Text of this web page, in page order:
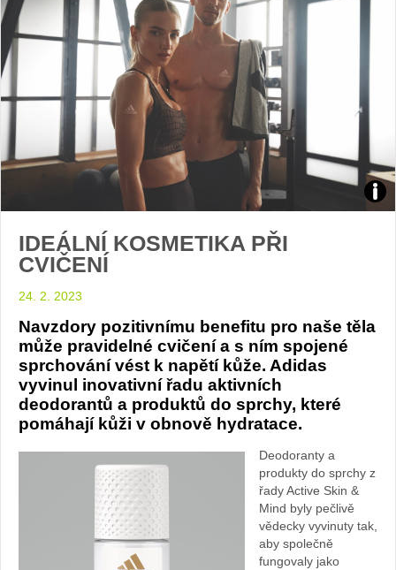
foto:
IDEÁLNÍ KOSMETIKA PŘI
CVIČENÍ
24. 2. 2023
Navzdory pozitivnímu benefitu pro naše těla
může pravidelné cvičení a s ním spojené
sprchování vést k napětí kůže. Adidas
vyvinul inovativní řadu aktivních
deodorantů a produktů do sprchy, které
pomáhají kůži v obnově hydratace.
Deodoranty a
produkty do sprchy z
řady Active Skin &
Mind byly pečlivě
vědecky vyvinuty tak,
aby společně
fungovaly jako